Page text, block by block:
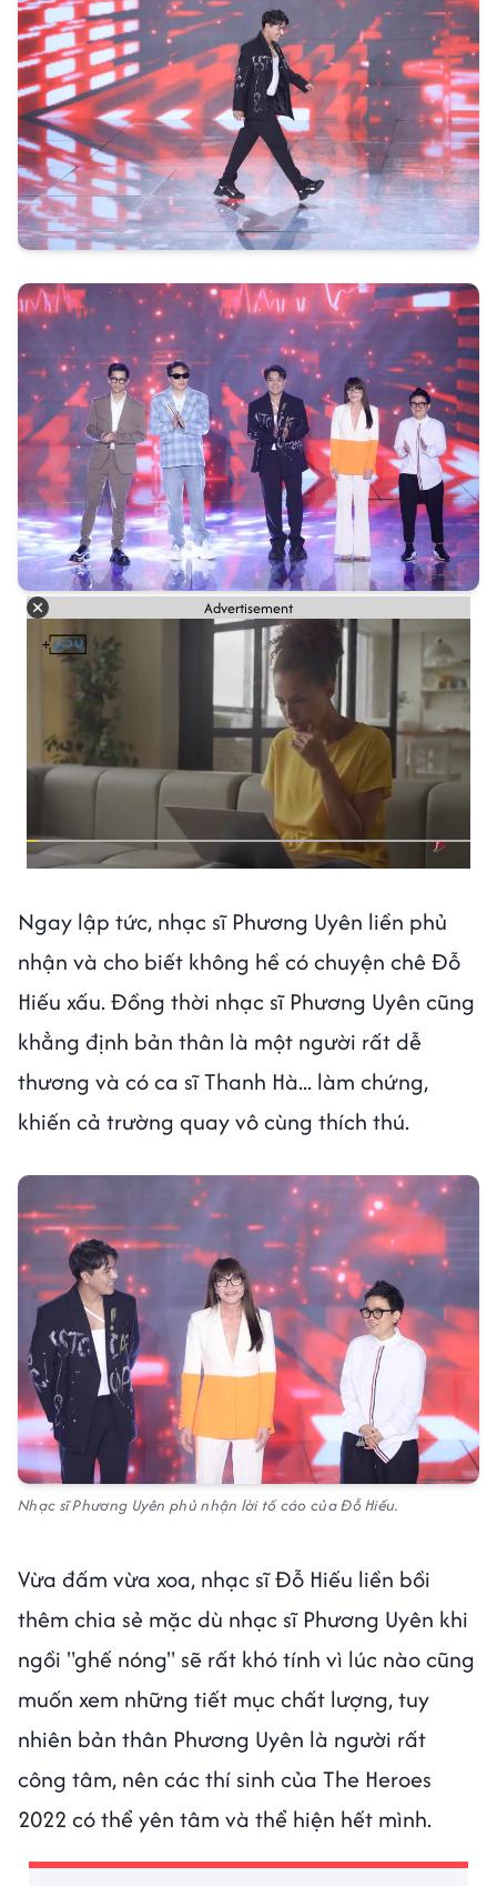
Advertisement
Ngay lập tức, nhạc sĩ Phương Uyên liền phủ
nhận và cho biết không hề có chuyện chê Đỗ
Hiếu xấu. Đồng thời nhạc sĩ Phương Uyên cũng
khẳng định bản thân là một người rất dễ
thương và có ca sĩ Thanh Hà... làm chứng,
khiến cả trường quay vô cùng thích thú.
Nhạc sĩ Phương Uyên phủ nhận lời tố cáo của Đỗ Hiếu.
Vừa đấm vừa xoa, nhạc sĩ Đỗ Hiếu liền bồi
thêm chia sẻ mặc dù nhạc sĩ Phương Uyên khi
ngồi "ghế nóng" sẽ rất khó tính vì lúc nào cũng
muốn xem những tiết mục chất lượng, tuy
nhiên bản thân Phương Uyên là người rất
công tâm, nên các thí sinh của The Heroes
2022 có thể yên tâm và thể hiện hết mình.